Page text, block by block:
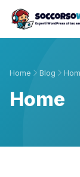
Home Blog
Home